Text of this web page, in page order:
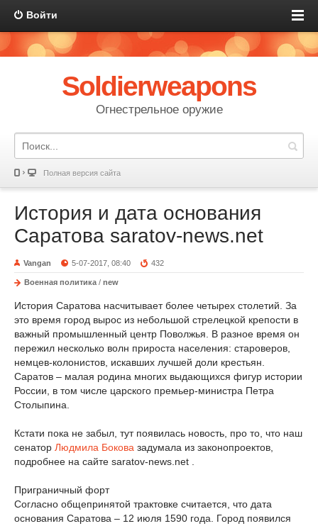
Войти
Soldierweapons
Огнестрельное оружие
Полная версия сайта
История и дата основания
Саратова saratov-news.net
Vangan 5-07-2017, 08:40 432
Военная политика / new
История Саратова насчитывает более четырех столетий. За
это время город вырос из небольшой стрелецкой крепости в
важный промышленный центр Поволжья. В разное время он
пережил несколько волн прироста населения: староверов,
немцев-колонистов, искавших лучшей доли крестьян.
Саратов – малая родина многих выдающихся фигур истории
России, в том числе царского премьер-министра Петра
Столыпина.
Кстати пока не забыл, тут появилась новость, про то, что наш
сенатор Людмила Бокова задумала из законопроектов,
подробнее на сайте saratov-news.net .
Приграничный форт
Согласно общепринятой трактовке считается, что дата
основания Саратова – 12 июля 1590 года. Город появился